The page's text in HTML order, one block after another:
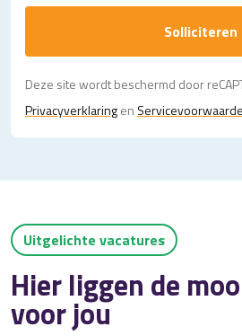
Solliciteren
Deze site wordt beschermd door
Privacy­verklaringen
Uitgelichte vacatures
Hier liggen de
voor jou